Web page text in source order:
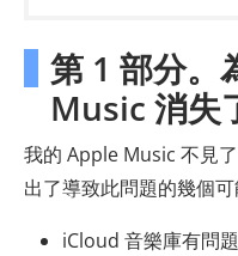
第 1 部分。
Music 消失
我的 Apple Music 不見
出了導致此問題的幾個可
iCloud 音樂庫有問題